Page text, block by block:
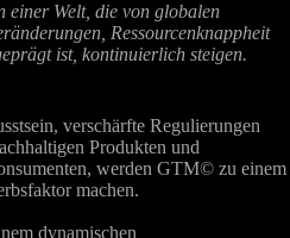
Welt, die von globalen
Ressourcenknappheit
ist, kontinuierlich steigen.
verschärfte Regulierungen
Produkten und
werden GTM© zu einem
machen.
dynamischen